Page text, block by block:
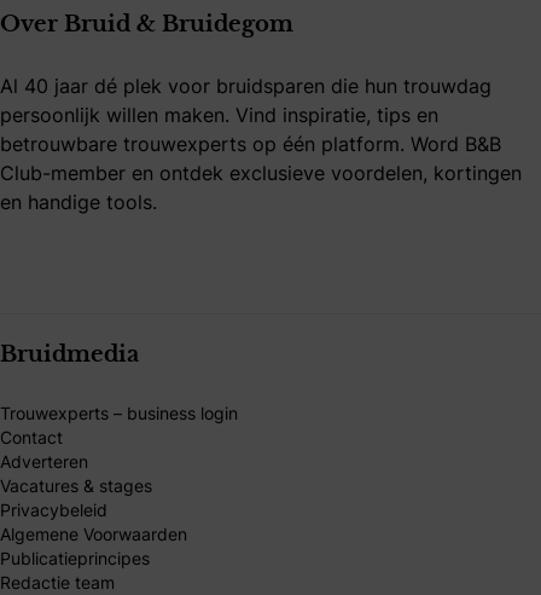
Over Bruid & Bruidegom
Al 40 jaar dé plek voor bruidsparen die hun trouwdag
persoonlijk willen maken. Vind inspiratie, tips en
betrouwbare trouwexperts op één platform. Word B&B
Club-member en ontdek exclusieve voordelen, kortingen
en handige tools.
Bruidmedia
Trouwexperts – business login
Contact
Adverteren
Vacatures & stages
Privacybeleid
Algemene Voorwaarden
Publicatieprincipes
Redactie team